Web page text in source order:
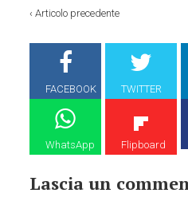
‹Articolo precedente
FACEBOOK TWITTER
WhatsApp Flipboard
Lascia un